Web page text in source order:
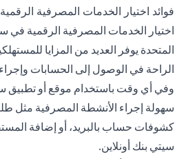
فوائد اختيار الخدمات المصرفية
اختيار الخدمات المصرفية الرقمية في
المتحدة يوفر العديد من المزايا
الراحة في الوصول إلى الحسابات
وفي أي وقت باستخدام موقع أو تطبيق
سهولة إجراء الأنشطة المصرفية مثل
كشوفات حساب بالبريد، أو إضافة
سيتي بنك أونلاين.